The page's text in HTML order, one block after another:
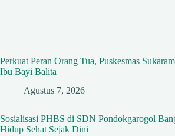
Perkuat Peran Orang Tua, Puskesmas
Ibu Bayi Balita
Agustus 7, 2026
Sosialisasi PHBS di SDN Pondokgarogol
Hidup Sehat Sejak Dini